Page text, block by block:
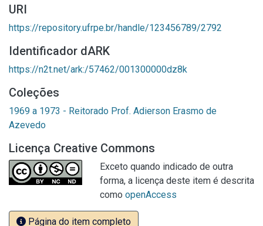
URI
https://repository.ufrpe.br/handle/123456789/2792
Identificador dARK
https://n2t.net/ark:/57462/001300000dz8k
Coleções
1969 a 1973 - Reitorado Prof. Adierson Erasmo de
Azevedo
Licença Creative Commons
Exceto quando indicado de outra
forma, a licença deste item é descrita
como openAccess
Página do item completo